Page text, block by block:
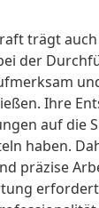
trägt
der
Ihre
auf die
haben.
präzise